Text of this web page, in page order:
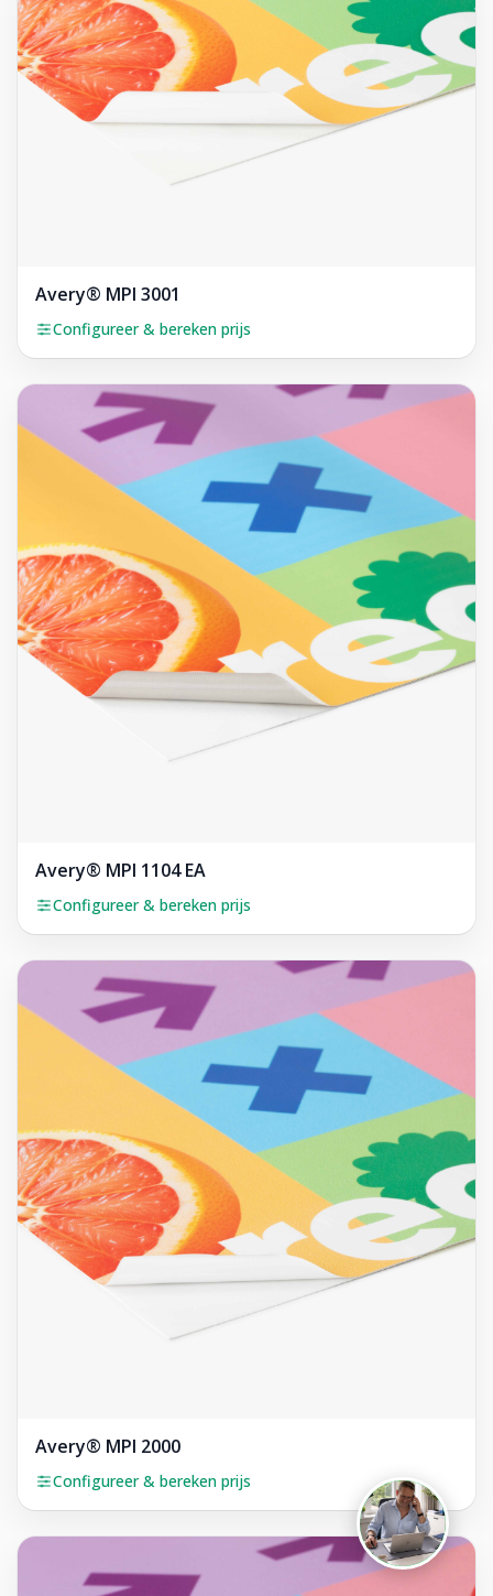
Avery® MPI 3001
Configureer & bereken prijs
Avery® MPI 1104 EA
Configureer & bereken prijs
Avery® MPI 2000
Configureer & bereken prijs
Meestal binnen een dag